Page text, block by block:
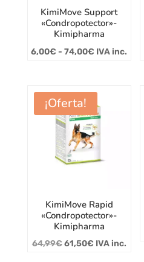
KimiMove Support
«Condropotector»-
Kimipharma
6,00€ - 74,00€ Rango
6,00€
hasta
IVA inc.
¡Oferta!
KimiMove Rapid
«Condropotector»-
Kimipharma
64,99€El
61,50€ElIVA inc.